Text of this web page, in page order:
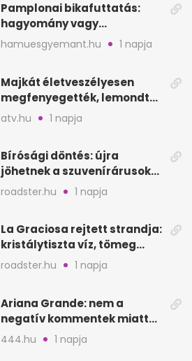
Pamplonai bikafuttatás:
hagyomány vagy
értelmetlen vérontás?
hamuesgyemant.hu 1 napja
Majkát életveszélyesen
megfenyegették, lemondta
a sepsiszentgyörgyi
atv.hu 1 napja
Bírósági döntés: újra
jöhetnek a szuvenírárusok
Európa ikonikus helyére
roadster.hu 1 napja
La Graciosa rejtett strandja:
kristálytiszta víz, tömeg
nélkül
roadster.hu 1 napja
Ariana Grande: nem a
negatív kommentek miatt
vonul vissza
444.hu 1 napja